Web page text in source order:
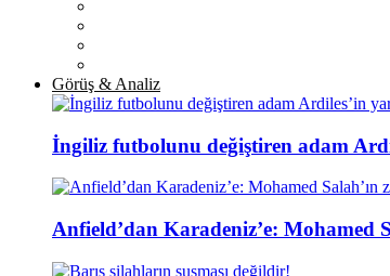
Görüş & Analiz
İngiliz futbolunu değiştiren adam
Anfield’dan Karadeniz’e: Mohamed